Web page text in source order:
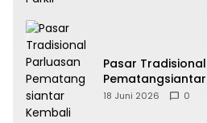
Pasar
18 Juni 2026 0